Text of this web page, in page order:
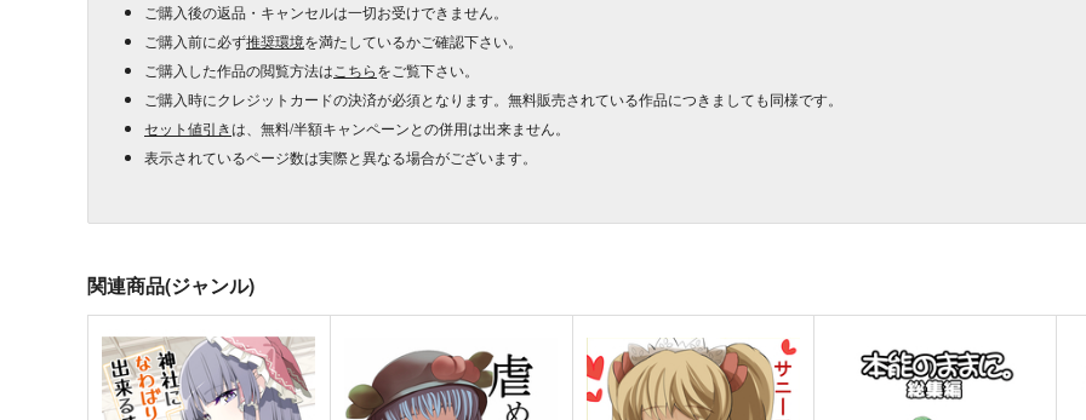
ご購入後の返品・キャンセルは一切お受けできません。
ご購入前に必ず推奨環境を満たしているかご確認下さい。
ご購入した作品の閲覧方法は こちらをご覧下さい。
ご購入時にクレジットカードの決済が必須となります。無料販売されている作品につきましても同様です。
セット値引きは、無料/半額キャンペーンとの併用は出来ません。
表示されているページ数は実際と異なる場合がございます。
関連商品(ジャンル)